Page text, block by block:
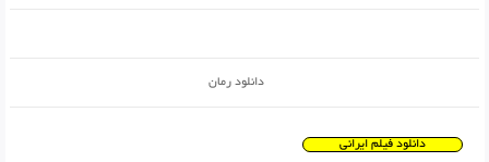
دانلود رمان
دانلود فیلم ایرانی